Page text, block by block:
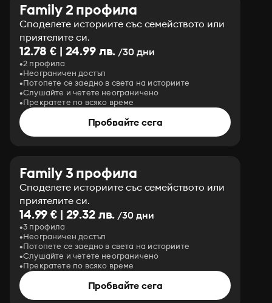
Family 2 профила
Споделете историите със семейството или
приятелите си.
12.78 € | 24.99 лв. /30 дни
2 профила
Неограничен достъп
Потопете се заедно в света на историите
Слушайте и четете неограничено
Прекратете по всяко време
Пробвайте сега
Family 3 профила
Споделете историите със семейството или
приятелите си.
14.99 € | 29.32 лв. /30 дни
3 профила
Неограничен достъп
Потопете се заедно в света на историите
Слушайте и четете неограничено
Прекратете по всяко време
Пробвайте сега